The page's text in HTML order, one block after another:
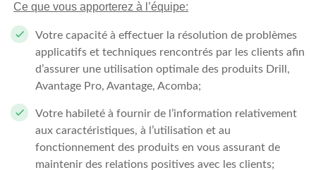
Ce que vous apporterez à l’équipe:
Votre capacité à effectuer la résolution de problèmes
applicatifs et techniques rencontrés par les clients afin
d’assurer une utilisation optimale des produits Drill,
Avantage Pro, Avantage, Acomba;
Votre habileté à fournir de l’information relativement
aux caractéristiques, à l’utilisation et au
fonctionnement des produits en vous assurant de
maintenir des relations positives avec les clients;